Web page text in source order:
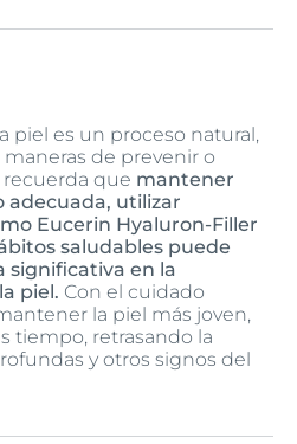
piel es un proceso natural,
de prevenir o
que mantener
adecuada, utilizar
Eucerin Hyaluron-Filler
saludables puede
significativa en la
piel. Con el cuidado
la piel más joven,
tiempo, retrasando la
y otros signos del